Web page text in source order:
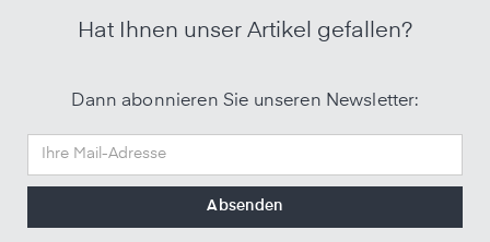
Hat Ihnen unser Artikel gefallen?
Dann abonnieren Sie unseren Newsletter: